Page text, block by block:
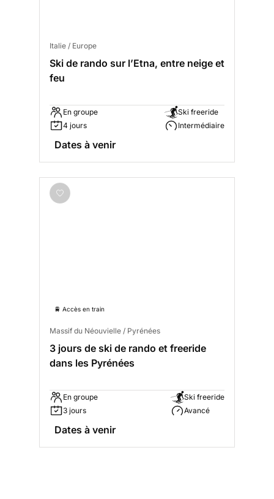
Italie / Europe
Ski de rando sur l’Etna, entre neige et
feu
En groupe
4 jours
Ski freeride
Intermédiaire
Dates à venir
🚆 Accès en train
Massif du Néouvielle / Pyrénées
3 jours de ski de rando et freeride
dans les Pyrénées
En groupe
3 jours
Ski freeride
Avancé
Dates à venir